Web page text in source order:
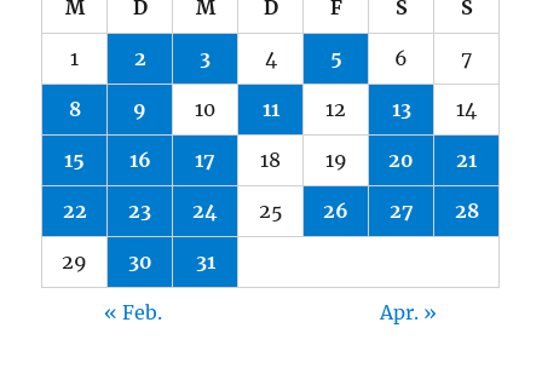
M D M D F S S
1 2 3 4 5 6 7
8 9 10 11 12 13 14
15 16 17 18 19 20 21
22 23 24 25 26 27 28
29 30 31
« Feb. Apr. »